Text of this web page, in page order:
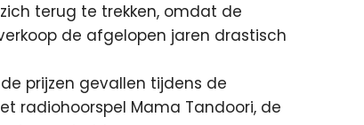
terug te trekken, omdat de
de afgelopen jaren drastisch
prijzen gevallen tijdens de
radiohoorspel Mama Tandoori, de